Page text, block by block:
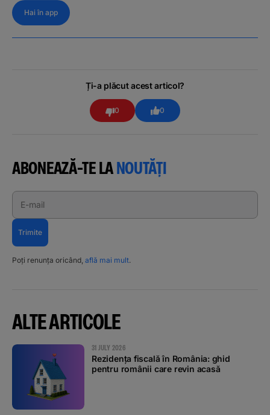
Hai în app
Ți-a plăcut acest articol?
0 0
ABONEAZĂ-TE LANOUTĂȚI
E-mail
Trimite
Poți renunța oricând, află mai mult.
ALTE ARTICOLE
31 JULY 2026
Rezidența fiscală în România: ghid
pentru românii care revin acasă